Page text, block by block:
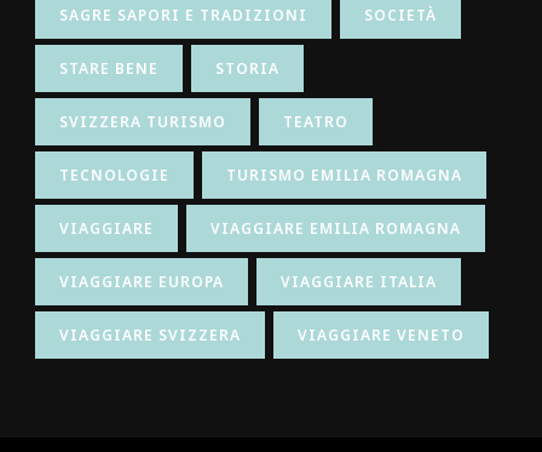
SAGRE SAPORI E TRADIZIONI SOCIETÀ
STARE BENE STORIA
SVIZZERA TURISMO TEATRO
TECNOLOGIE TURISMO EMILIA ROMAGNA
VIAGGIARE VIAGGIARE EMILIA ROMAGNA
VIAGGIARE EUROPA VIAGGIARE ITALIA
VIAGGIARE SVIZZERA VIAGGIARE VENETO